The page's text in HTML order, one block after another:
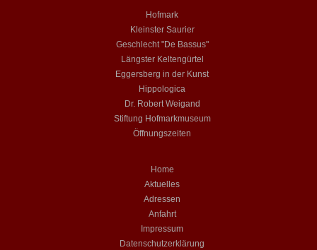
Hofmark
Kleinster Saurier
Geschlecht "De Bassus"
Längster Keltengürtel
Eggersberg in der Kunst
Hippologica
Dr. Robert Weigand
Stiftung Hofmarkmuseum
Öffnungszeiten
Home
Aktuelles
Adressen
Anfahrt
Impressum
Datenschutzerklärung